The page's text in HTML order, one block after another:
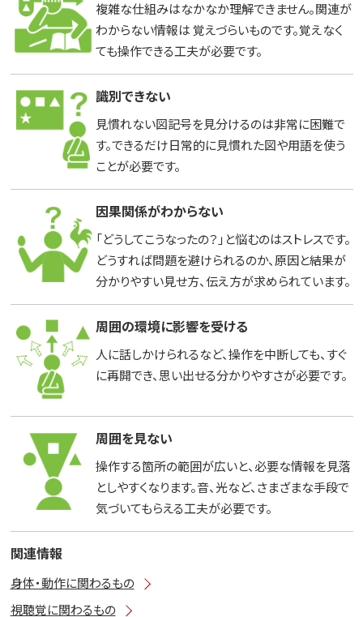
複雑な仕組みはなかなか理解できません。関連が
わからない情報は 覚えづらいものです。覚えなく
ても操作できる工夫が必要です。
識別できない
見慣れない図記号を見分けるのは非常に困難で
す。できるだけ日常的に見慣れた図や用語を使う
ことが必要です。
因果関係がわからない
「どうしてこうなったの？」と悩むのはストレスです。
どうすれば問題を避けられるのか、原因と結果が
分かりやすい見せ方、伝え方が求められています。
周囲の環境に影響を受ける
人に話しかけられるなど、操作を中断しても、すぐ
に再開でき、思い出せる分かりやすさが必要です。
周囲を見ない
操作する箇所の範囲が広いと、必要な情報を見落
としやすくなります。音、光など、さまざまな手段で
気づいてもらえる工夫が必要です。
関連情報
身体・動作に関わるもの
視聴覚に関わるもの